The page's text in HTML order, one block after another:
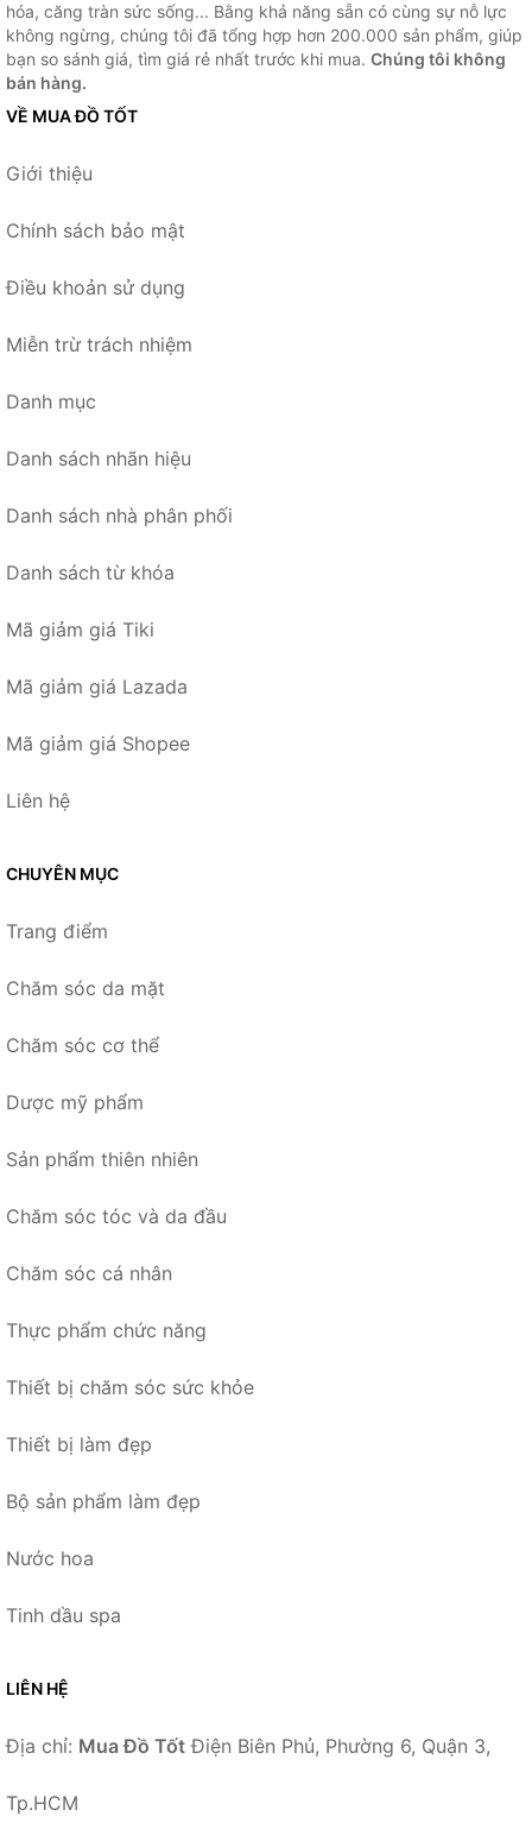
hóa, căng tràn sức sống... Bằng khả năng sẵn có cùng sự nỗ lực
không ngừng, chúng tôi đã tổng hợp hơn 200.000 sản phẩm, giúp
bạn so sánh giá, tìm giá rẻ nhất trước khi mua. Chúng tôi không
bán hàng.
VỀ MUA ĐỒ TỐT
Giới thiệu
Chính sách bảo mật
Điều khoản sử dụng
Miễn trừ trách nhiệm
Danh mục
Danh sách nhãn hiệu
Danh sách nhà phân phối
Danh sách từ khóa
Mã giảm giá Tiki
Mã giảm giá Lazada
Mã giảm giá Shopee
Liên hệ
CHUYÊN MỤC
Trang điểm
Chăm sóc da mặt
Chăm sóc cơ thể
Dược mỹ phẩm
Sản phẩm thiên nhiên
Chăm sóc tóc và da đầu
Chăm sóc cá nhân
Thực phẩm chức năng
Thiết bị chăm sóc sức khỏe
Thiết bị làm đẹp
Bộ sản phẩm làm đẹp
Nước hoa
Tinh dầu spa
LIÊN HỆ
Địa chỉ: Mua Đồ Tốt Điện Biên Phủ, Phường 6, Quận 3,
Tp.HCM